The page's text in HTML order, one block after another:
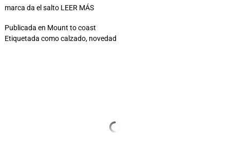
marca da el salto LEER MÁS
Publicada en Mount to coast
Etiquetada comocalzado, novedad